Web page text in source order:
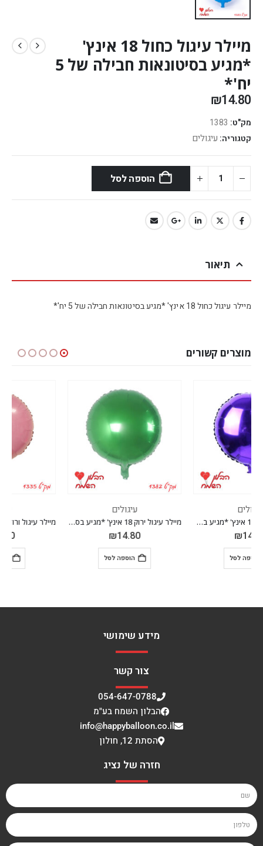
מיילר עיגול כחול 18 אינץ'
*מגיע בסיטונאות חבילה של 5
יח'*
₪14.80
מק"ט: 1383
קטגוריה: עיגולים
הוספה לסל
תיאור
מיילר עיגול כחול 18 אינץ' *מגיע בסיטונאות חבילה של 5 יח'*
מוצרים קשורים
מיילר עיגול ירוק 18 אינץ' *מגיע בסיטונאות חבילה של 5 יח'* מיילר עיגול ורוד בייבי 18 אינץ' *מגיע בסיטונאות חבילה של 5 יח'*
מידע שימושי
צור קשר
054-647-0788
הבלון השמח בע"מ
info@happyballoon.co.il
הסתת 12, חולון
חזרה של נציג